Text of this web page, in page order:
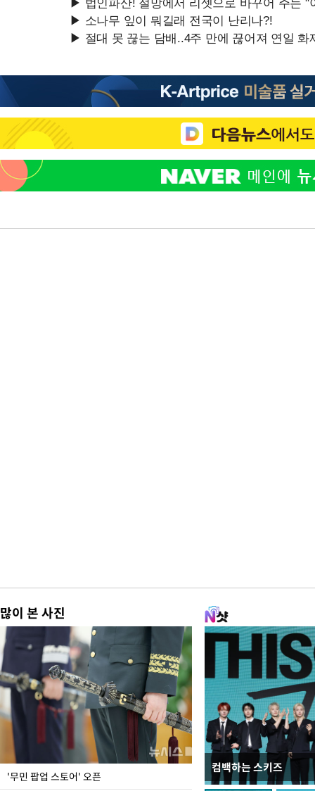
많이 본 사진
'무민 팝업 스토어' 오픈
컴백하는 스키즈
지석천 뒤덮은 개구리